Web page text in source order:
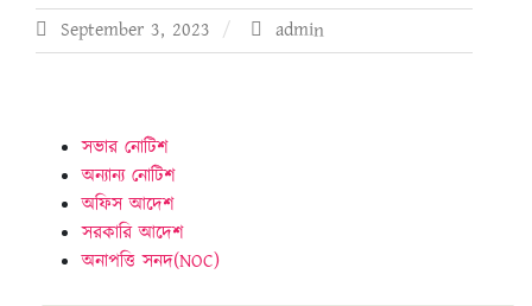
September 3, 2023 admin
সভার নোটিশ
অন্যান্য নোটিশ
অফিস আদেশ
সরকারি আদেশ
অনাপত্তি সনদ(NOC)